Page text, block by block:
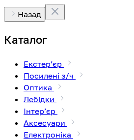
Назад
Каталог
Екстерʼєр
Посилені з/ч
Оптика
Лебідки
Інтерʼєр
Аксесуари
Електроніка